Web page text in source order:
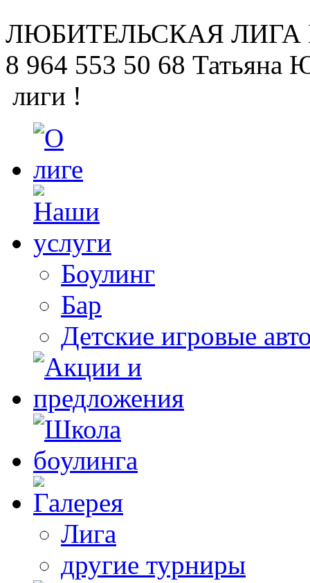
ЛЮБИТЕЛЬСКАЯ ЛИГА
8 964 553 50 68 Татьяна
лиги !
Боулинг
Бар
Детские игровые
Лига
другие турниры